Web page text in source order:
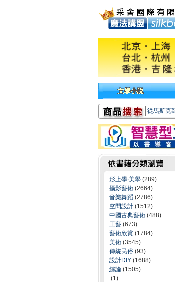
形上學‧美學 (289)
攝影藝術 (2664)
音樂舞蹈 (2786)
空間設計 (1512)
中國古典藝術 (488)
工藝 (673)
藝術欣賞 (1784)
美術 (3545)
傳統民俗 (93)
設計DIY (1688)
綜論 (1505)
(1)